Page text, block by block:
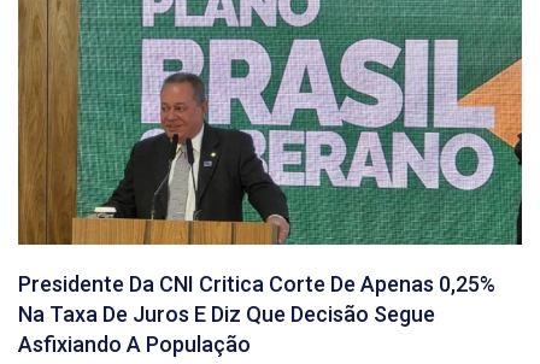
Presidente Da CNI Critica Corte De Apenas 0,25%
Na Taxa De Juros E Diz Que Decisão Segue
Asfixiando A População